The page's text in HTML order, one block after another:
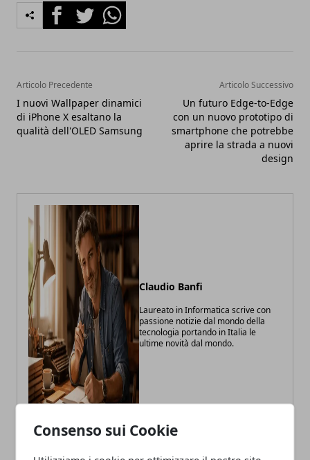
Consenso sui Cookie
FacebookTwitterWhatsapp
Articolo Precedente
I nuovi Wallpaper dinamici
di iPhone X esaltano la
qualità dell'OLED Samsung
Articolo Successivo
Un futuro Edge-to-Edge
con un nuovo prototipo di
smartphone che potrebbe
aprire la strada a nuovi
design
Claudio Banfi
Laureato in Informatica scrive con
passione notizie dal mondo della
tecnologia portando in Italia le
ultime novità dal mondo.